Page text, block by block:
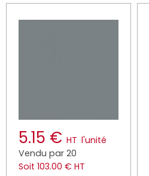
5.15 € HT l'unité
Vendu par 20
Soit 103.00 € HT